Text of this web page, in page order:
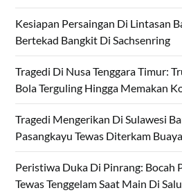
Kesiapan Persaingan Di Lintasan
Bertekad Bangkit Di Sachsenring
Tragedi Di Nusa Tenggara Timur:
Bola Terguling Hingga Memakan
Tragedi Mengerikan Di Sulawesi
Pasangkayu Tewas Diterkam
Peristiwa Duka Di Pinrang: Bocah
Tewas Tenggelam Saat Main Di